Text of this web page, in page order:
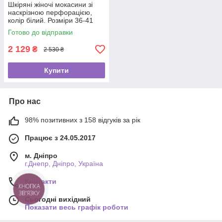
Шкіряні жіночі мокасини зі
наскрізною перфорацією,
колір білий. Розміри 36-41
Готово до відправки
2 129 ₴ 2 530 ₴
Купити
Про нас
98% позитивних з 158 відгуків за рік
Працює з 24.05.2017
м. Дніпро
г.Днепр, Дніпро, Україна
Контакти
Сьогодні вихідний
Показати весь графік роботи
КНОПКА
ЗВ'ЯЗКУ